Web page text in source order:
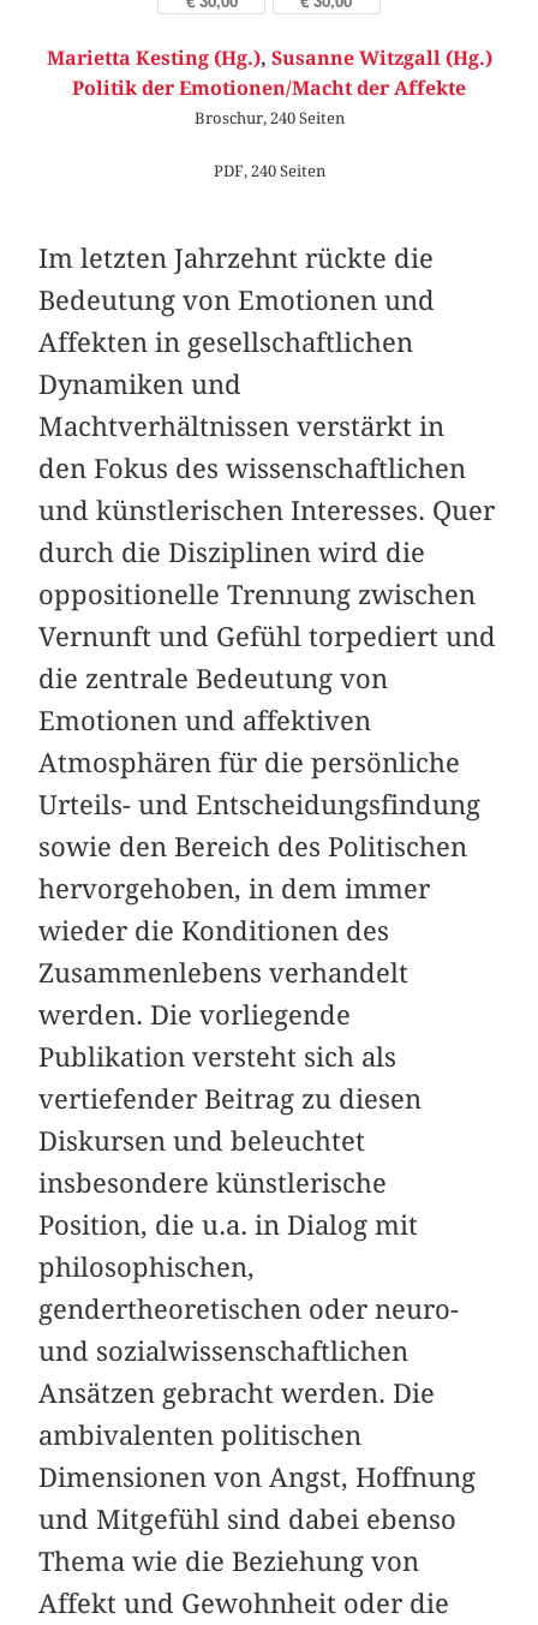
Marietta Kesting (Hg.), Susanne Witzgall (Hg.)
Politik der Emotionen/Macht der Affekte
Broschur, 240 Seiten
PDF, 240 Seiten
Im letzten Jahrzehnt rückte die
Bedeutung von Emotionen und
Affekten in gesellschaftlichen
Dynamiken und
Machtverhältnissen verstärkt in
den Fokus des wissenschaftlichen
und künstlerischen Interesses. Quer
durch die Disziplinen wird die
oppositionelle Trennung zwischen
Vernunft und Gefühl torpediert und
die zentrale Bedeutung von
Emotionen und affektiven
Atmosphären für die persönliche
Urteils- und Entscheidungsfindung
sowie den Bereich des Politischen
hervorgehoben, in dem immer
wieder die Konditionen des
Zusammenlebens verhandelt
werden. Die vorliegende
Publikation versteht sich als
vertiefender Beitrag zu diesen
Diskursen und beleuchtet
insbesondere künstlerische
Position, die u.a. in Dialog mit
philosophischen,
gendertheoretischen oder neuro-
und sozialwissenschaftlichen
Ansätzen gebracht werden. Die
ambivalenten politischen
Dimensionen von Angst, Hoffnung
und Mitgefühl sind dabei ebenso
Thema wie die Beziehung von
Affekt und Gewohnheit oder die